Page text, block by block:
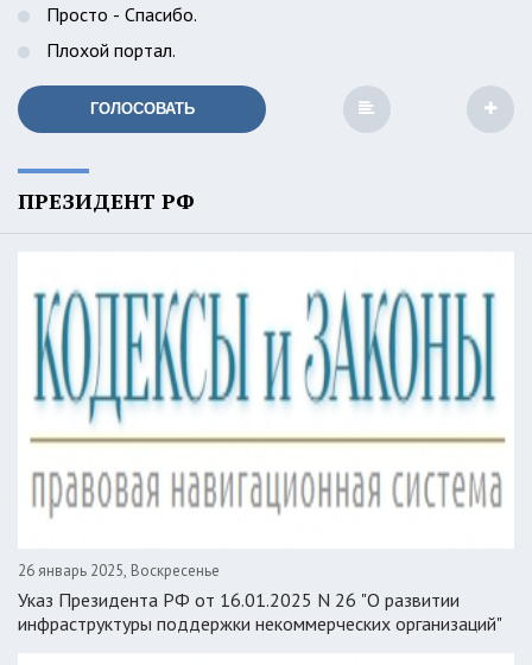
Просто - Спасибо.
Плохой портал.
ГОЛОСОВАТЬ
ПРЕЗИДЕНТ РФ
26 январь 2025, Воскресенье
Указ Президента РФ от 16.01.2025 N 26 "О развитии
инфраструктуры поддержки некоммерческих организаций"